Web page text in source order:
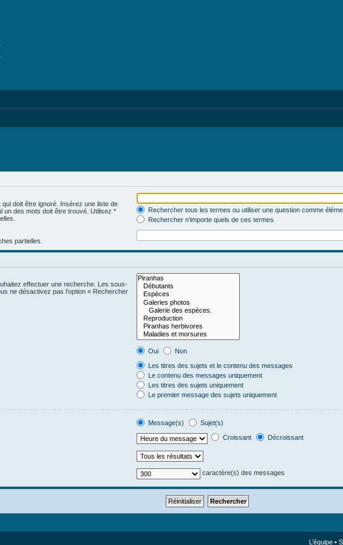
qui doit être ignoré. Insérez une liste de
un des mots doit être trouvé. Utilisez *
Rechercher tous les termes ou utiliser une question comme
Rechercher n’importe quels de ces termes
partielles.
effectuer une recherche. Les sous-
ne désactivez pas l’option « Rechercher
Oui
Non
Les titres des sujets et le contenu des messages
Le contenu des messages uniquement
Les titres des sujets uniquement
Le premier message des sujets uniquement
Message(s)
Sujet(s)
Croissant Décroissant
caractère(s) des messages
L’équipe •